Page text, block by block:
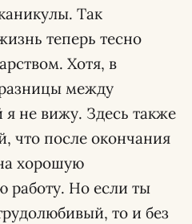
Так
теперь тесно
Хотя, в
между
не вижу. Здесь также
что после окончания
хорошую
работу. Но если ты
то и без